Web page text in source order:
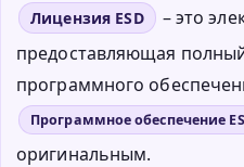
Лицензия ESD
– это
предоставляющая
программного
Программное обеспечение
оригинальным.